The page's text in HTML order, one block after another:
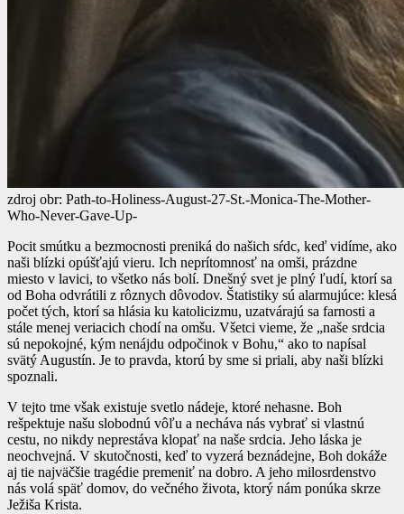
zdroj obr: Path-to-Holiness-August-27-St.-Monica-The-Mother-
Who-Never-Gave-Up-
Pocit smútku a bezmocnosti preniká do našich sŕdc, keď vidíme, ako
naši blízki opúšťajú vieru. Ich neprítomnosť na omši, prázdne
miesto v lavici, to všetko nás bolí. Dnešný svet je plný ľudí, ktorí sa
od Boha odvrátili z rôznych dôvodov. Štatistiky sú alarmujúce: klesá
počet tých, ktorí sa hlásia ku katolicizmu, uzatvárajú sa farnosti a
stále menej veriacich chodí na omšu. Všetci vieme, že „naše srdcia
sú nepokojné, kým nenájdu odpočinok v Bohu,“ ako to napísal
svätý Augustín. Je to pravda, ktorú by sme si priali, aby naši blízki
spoznali.
V tejto tme však existuje svetlo nádeje, ktoré nehasne. Boh
rešpektuje našu slobodnú vôľu a necháva nás vybrať si vlastnú
cestu, no nikdy neprestáva klopať na naše srdcia. Jeho láska je
neochvejná. V skutočnosti, keď to vyzerá beznádejne, Boh dokáže
aj tie najväčšie tragédie premeniť na dobro. A jeho milosrdenstvo
nás volá späť domov, do večného života, ktorý nám ponúka skrze
Ježiša Krista.